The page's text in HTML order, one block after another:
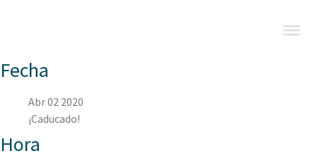
Fecha
Abr 02 2020
¡Caducado!
Hora